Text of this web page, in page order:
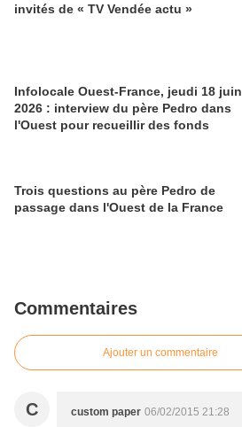
invités de « TV Vendée actu »
Infolocale Ouest-France, jeudi 18 juin
2026 : interview du père Pedro dans
l'Ouest pour recueillir des fonds
Trois questions au père Pedro de
passage dans l'Ouest de la France
Commentaires
Ajouter un commentaire
C custom paper 06/02/2015 21:28